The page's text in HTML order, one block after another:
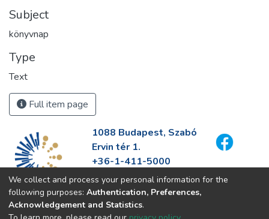
Subject
könyvnap
Type
Text
Full item page
1088 Budapest, Szabó
Ervin tér 1.
+36-1-411-5000
info@fszek.hu
https://fszek.hu
We collect and process your personal information for the
following purposes: Authentication, Preferences,
Acknowledgement and Statistics.